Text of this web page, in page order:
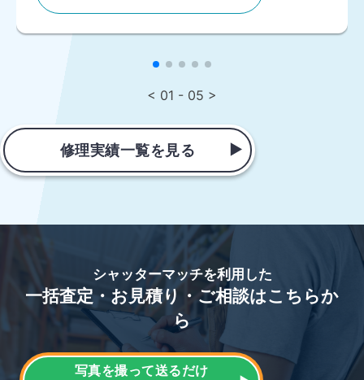
< 01 - 05 >
修理実績一覧を見る
シャッターマッチを利用した
一括査定・お見積り・ご相談はこちらか
ら
写真を撮って送るだけ